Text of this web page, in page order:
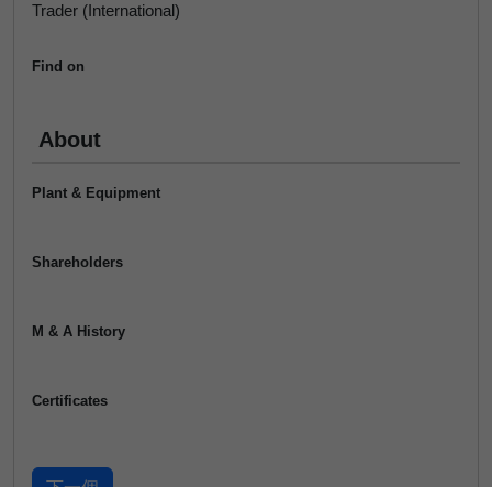
Trader (International)
Find on
About
Plant & Equipment
Shareholders
M & A History
Certificates